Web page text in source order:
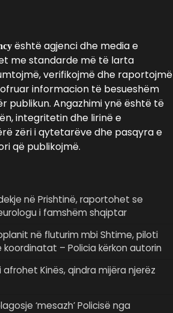
është agjenci dhe media e
me standarde më të larta
verifikojmë dhe raportojmë
informacion të besueshëm
publikun. Angazhimi ynë është të
integritetin dhe lirinë e
zëri i qytetarëve dhe pasqyra e
që publikojmë.
në Prishtinë, raportohet se
i famshëm shqiptar
në fluturim mbi Shtime, piloti
koordinatat – Policia kërkon autorin
afrohet Kinës, qindra mijëra njerëz
‘mesazh’ Policisë nga